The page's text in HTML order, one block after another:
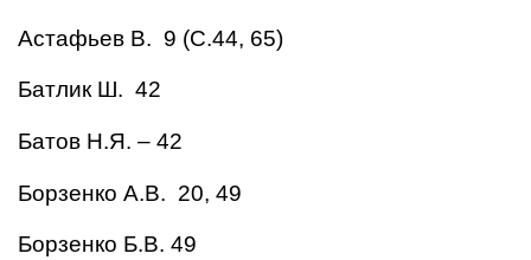
Астафьев В. 9 (С.44, 65)
Батлик Ш. 42
Батов Н.Я. – 42
Борзенко А.В. 20, 49
Борзенко Б.В. 49